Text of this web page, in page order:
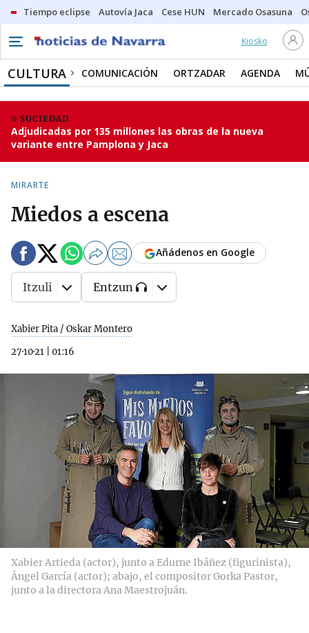
Tiempo eclipse Autovía Jaca Cese HUN Mercado Osasuna
Kiosko
CULTURA COMUNICACIÓN ORTZADAR AGENDA
SOCIEDAD
Adjudicadas por 135 millones las obras de la nueva
variante entre Pamplona y Jaca
MIRARTE
Miedos a escena
Xabier Pita / Oskar Montero
27·10·21
01:16
Añádenos en Google
Itzuli Entzun
Xabier Artieda (actor), junto a Edurne Ibáñez (figurinista),
Ángel García (actor); abajo, el compositor Gorka Pastor,
junto a la directora Ana Maestrojuán.